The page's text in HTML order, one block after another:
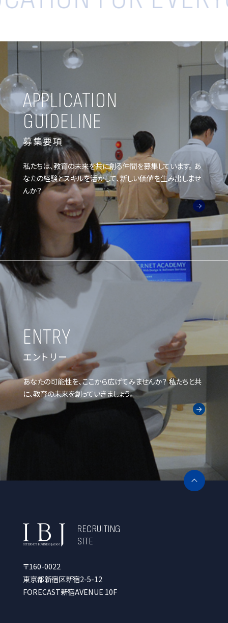
APPLICATION
GUIDELINE
募集要項
私たちは、教育の未来を共に創る仲間を募集しています。 あ
なたの経験とスキルを活かして、新しい価値を生み出しませ
んか？
ENTRY
エントリー
あなたの可能性を、ここから広げてみませんか？ 私たちと共
に、教育の未来を創っていきましょう。
RECRUITING
SITE
〒160-0022
東京都新宿区新宿2-5-12
FORECAST新宿AVENUE 10F